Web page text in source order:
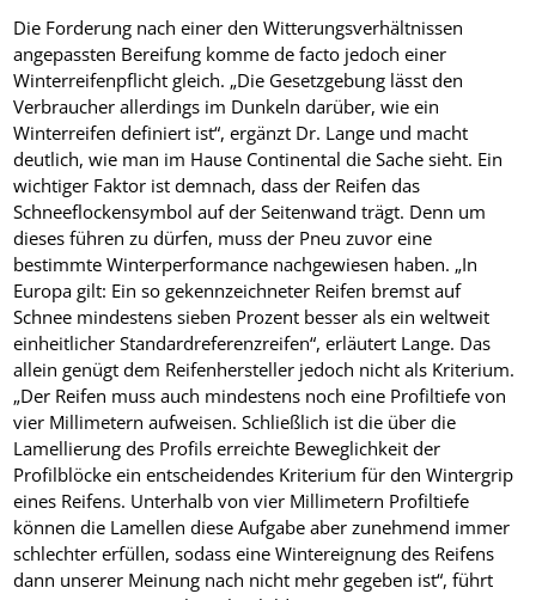
Die Forderung nach einer den Witterungsverhältnissen
angepassten Bereifung komme de facto jedoch einer
Winterreifenpflicht gleich. „Die Gesetzgebung lässt den
Verbraucher allerdings im Dunkeln darüber, wie ein
Winterreifen definiert ist“, ergänzt Dr. Lange und macht
deutlich, wie man im Hause Continental die Sache sieht. Ein
wichtiger Faktor ist demnach, dass der Reifen das
Schneeflockensymbol auf der Seitenwand trägt. Denn um
dieses führen zu dürfen, muss der Pneu zuvor eine
bestimmte Winterperformance nachgewiesen haben. „In
Europa gilt: Ein so gekennzeichneter Reifen bremst auf
Schnee mindestens sieben Prozent besser als ein weltweit
einheitlicher Standardreferenzreifen“, erläutert Lange. Das
allein genügt dem Reifenhersteller jedoch nicht als Kriterium.
„Der Reifen muss auch mindestens noch eine Profiltiefe von
vier Millimetern aufweisen. Schließlich ist die über die
Lamellierung des Profils erreichte Beweglichkeit der
Profilblöcke ein entscheidendes Kriterium für den Wintergrip
eines Reifens. Unterhalb von vier Millimetern Profiltiefe
können die Lamellen diese Aufgabe aber zunehmend immer
schlechter erfüllen, sodass eine Wintereignung des Reifens
dann unserer Meinung nach nicht mehr gegeben ist“, führt